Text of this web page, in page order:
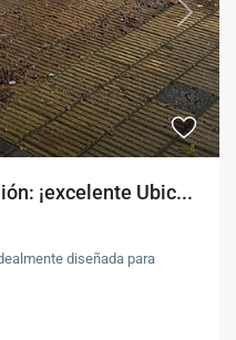
Next
¡excelente Ubic...
diseñada para